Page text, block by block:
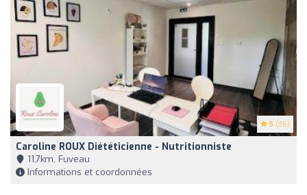
5 (36)
Caroline ROUX Diététicienne - Nutritionniste
11,7km, Fuveau
Informations et coordonnées